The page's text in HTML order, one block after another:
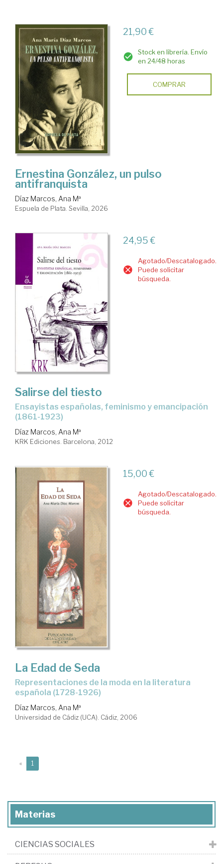
21,90 €
Stock en librería. Envío
en 24/48 horas
COMPRAR
Ernestina González, un pulso
antifranquista
Díaz Marcos, Ana Mª
Espuela de Plata. Sevilla, 2026
24,95 €
Agotado/Descatalogado.
Puede solicitar
búsqueda.
Salirse del tiesto
ensayistas españolas, feminismo y emancipación
(1861-1923)
Díaz Marcos, Ana Mª
KRK Ediciones. Barcelona, 2012
15,00 €
Agotado/Descatalogado.
Puede solicitar
búsqueda.
La Edad de Seda
representaciones de la moda en la literatura
española (1728-1926)
Díaz Marcos, Ana Mª
Universidad de Cádiz (UCA). Cádiz, 2006
« 1
Materias
CIENCIAS SOCIALES